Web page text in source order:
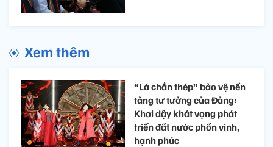
Xem thêm
“Lá chắn thép” bảo vệ nền
tảng tư tưởng của Đảng:
Khơi dậy khát vọng phát
triển đất nước phồn vinh,
hạnh phúc